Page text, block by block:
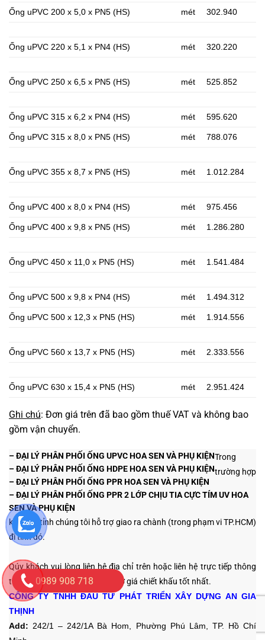
Ống uPVC 200 x 5,0 x PN5 (HS) mét 302.940
Ống uPVC 220 x 5,1 x PN4 (HS) mét 320.220
Ống uPVC 250 x 6,5 x PN5 (HS) mét 525.852
Ống uPVC 315 x 6,2 x PN4 (HS) mét 595.620
Ống uPVC 315 x 8,0 x PN5 (HS) mét 788.076
Ống uPVC 355 x 8,7 x PN5 (HS) mét 1.012.284
Ống uPVC 400 x 8,0 x PN4 (HS) mét 975.456
Ống uPVC 400 x 9,8 x PN5 (HS) mét 1.286.280
Ống uPVC 450 x 11,0 x PN5 (HS) mét 1.541.484
Ống uPVC 500 x 9,8 x PN4 (HS) mét 1.494.312
Ống uPVC 500 x 12,3 x PN5 (HS) mét 1.914.556
Ống uPVC 560 x 13,7 x PN5 (HS) mét 2.333.556
Ống uPVC 630 x 15,4 x PN5 (HS) mét 2.951.424
Ghi chú: Đơn giá trên đã bao gồm thuế VAT và không bao
gồm vận chuyển.
– ĐẠI LÝPHÂN PHỐI ỐNG UPVC HOA SEN VÀ PHỤ KIỆN
– ĐẠI LÝPHÂN PHỐI ỐNG HDPE HOA SEN VÀ PHỤ KIỆN
– ĐẠI LÝPHÂN PHỐI ỐNG PPR HOA SEN VÀ PHỤ KIỆN
– ĐẠI LÝPHÂN PHỐI ỐNG PPR 2 LỚP CHỊU TIA CỰC TÍM UV HOA
SEN VÀ PHỤ KIỆN
Trong
trường hợp
khách ở tỉnh chúng tôi hỗ trợ giao ra chành (trong phạm vi TP.HCM)
đi tỉnh đó.
Qúy khách vui lòng liên hệ địa chỉ trên hoặc liên hệ trực tiếp thông
tin sau để được tư vấn và hỗ trợ giá chiết khấu tốt nhất.
CÔNG TY TNHH ĐẦU TƯ PHÁT TRIỂN XÂY DỰNG AN GIA
THỊNH
Add: 242/1 – 242/1A Bà Hom, Phường Phú Lâm, TP. Hồ Chí
0989 908 718